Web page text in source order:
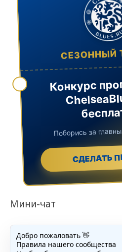
СЕЗОННЫЙ
Конкурс
Поборись за
СДЕЛАТЬ
Мини-чат
Добро пожаловать 👋
Правила нашего сообщества